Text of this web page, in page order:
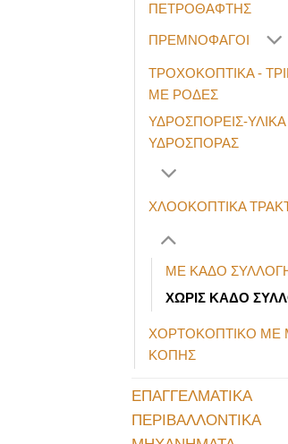
ΠΕΤΡΟΘΑΦΤΗΣ
ΠΡΕΜΝΟΦΑΓΟΙ
ΤΡΟΧΟΚΟΠΤΙΚΑ -
ΜΕ ΡΟΔΕΣ
ΥΔΡΟΣΠΟΡΕΙΣ-ΥΛΙΚΑ
ΥΔΡΟΣΠΟΡΑΣ
ΧΛΟΟΚΟΠΤΙΚΑ
ΜΕ ΚΑΔΟ
ΧΩΡΙΣ ΚΑΔΟ
ΧΟΡΤΟΚΟΠΤΙΚΟ ΜΕ
ΚΟΠΗΣ
ΕΠΑΓΓΕΛΜΑΤΙΚΑ
ΠΕΡΙΒΑΛΛΟΝΤΙΚΑ